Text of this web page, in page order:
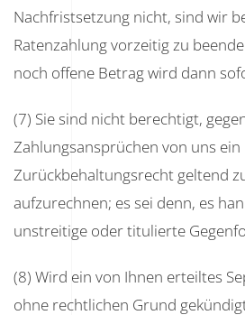
Nachfristsetzung nicht, sind wir
Ratenzahlung vorzeitig zu
noch offene Betrag wird dann
(7) Sie sind nicht berechtigt,
Zahlungsansprüchen von uns ein
Zurückbehaltungsrecht geltend
aufzurechnen; es sei denn, es
unstreitige oder titulierte
(8) Wird ein von Ihnen erteiltes
ohne rechtlichen Grund